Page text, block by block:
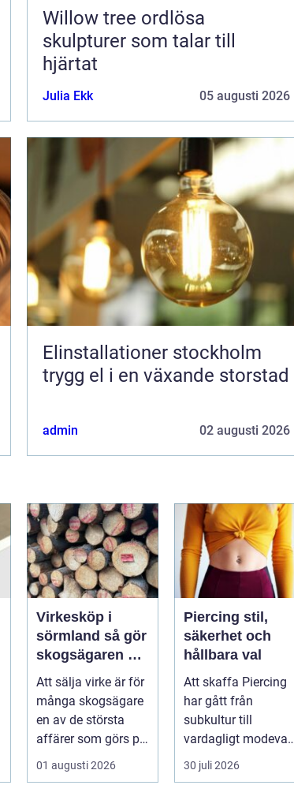
Willow tree ordlösa
skulpturer som talar till
hjärtat
Julia Ekk 05 augusti 2026
Elinstallationer stockholm
trygg el i en växande storstad
admin 02 augusti 2026
Virkesköp i
sörmland så gör
skogsägaren en
trygg och
lönsam affär
Att sälja virke är för
många skogsägare
en av de största
affärer som görs på
fastigheten.
Samtidigt ...
01 augusti 2026
Piercing stil,
säkerhet och
hållbara val
Att skaffa Piercing
har gått från
subkultur till
vardagligt modeval.
Allt fler använder
piercade smy...
30 juli 2026